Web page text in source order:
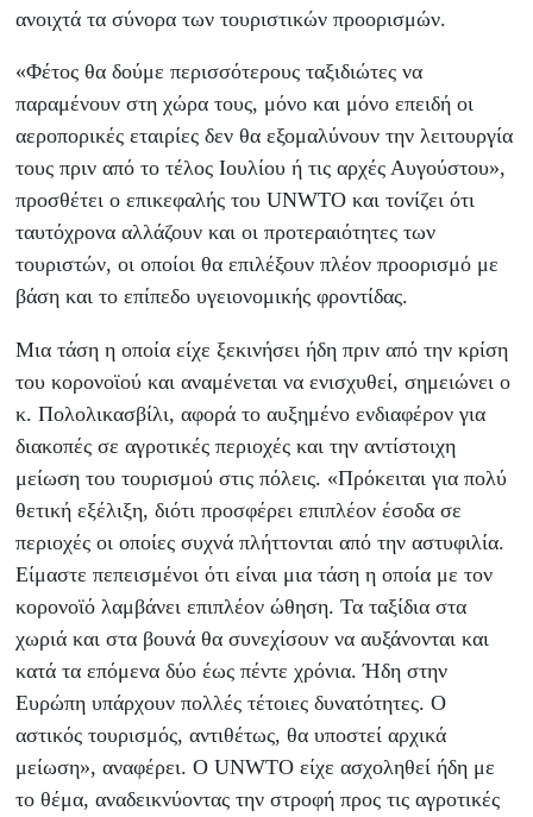
ανοιχτά τα σύνορα των τουριστικών προορισμών.
«Φέτος θα δούμε περισσότερους ταξιδιώτες να
παραμένουν στη χώρα τους, μόνο και μόνο επειδή οι
αεροπορικές εταιρίες δεν θα εξομαλύνουν την λειτουργία
τους πριν από το τέλος Ιουλίου ή τις αρχές Αυγούστου»,
προσθέτει ο επικεφαλής του UNWTO και τονίζει ότι
ταυτόχρονα αλλάζουν και οι προτεραιότητες των
τουριστών, οι οποίοι θα επιλέξουν πλέον προορισμό με
βάση και το επίπεδο υγειονομικής φροντίδας.
Μια τάση η οποία είχε ξεκινήσει ήδη πριν από την κρίση
του κορονοϊού και αναμένεται να ενισχυθεί, σημειώνει ο
κ. Πολολικασβίλι, αφορά το αυξημένο ενδιαφέρον για
διακοπές σε αγροτικές περιοχές και την αντίστοιχη
μείωση του τουρισμού στις πόλεις. «Πρόκειται για πολύ
θετική εξέλιξη, διότι προσφέρει επιπλέον έσοδα σε
περιοχές οι οποίες συχνά πλήττονται από την αστυφιλία.
Είμαστε πεπεισμένοι ότι είναι μια τάση η οποία με τον
κορονοϊό λαμβάνει επιπλέον ώθηση. Τα ταξίδια στα
χωριά και στα βουνά θα συνεχίσουν να αυξάνονται και
κατά τα επόμενα δύο έως πέντε χρόνια. Ήδη στην
Ευρώπη υπάρχουν πολλές τέτοιες δυνατότητες. Ο
αστικός τουρισμός, αντιθέτως, θα υποστεί αρχικά
μείωση», αναφέρει. Ο UNWTO είχε ασχοληθεί ήδη με
το θέμα, αναδεικνύοντας την στροφή προς τις αγροτικές